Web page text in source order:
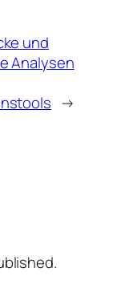
und
Analysen
→